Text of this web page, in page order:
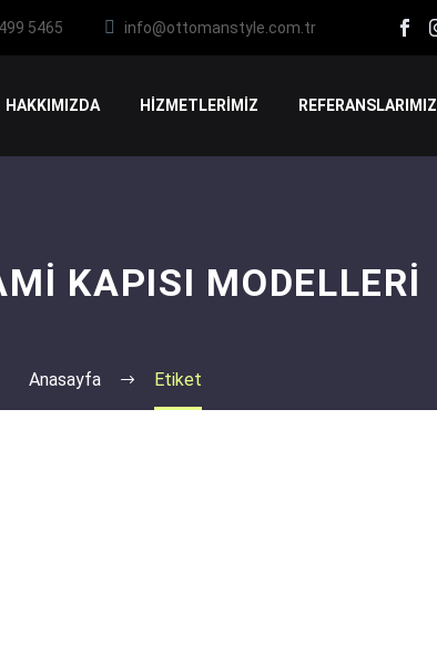
5465 info@ottomanstyle.com.tr
HAKKIMIZDA HİZMETLERİMİZ REFERANSLARIMIZ
KAPISI MODELLERI
Anasayfa Etiket